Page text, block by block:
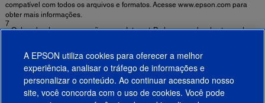
compatível com todos os arquivos e formatos. Acesse www.epson.com para
obter mais informações.
7
O download requer conexão com a Internet. Podem ser cobradas taxas de
Para opções de reciclagem convenientes e razoáveis, acesse
epson.com.br/environmental-pursuit
A EPSON utiliza cookies para oferecer a melhor
experiência, analisar o tráfego de informações e
personalizar o conteúdo. Ao continuar acessando nosso
site, você concorda com o uso de cookies. Você pode